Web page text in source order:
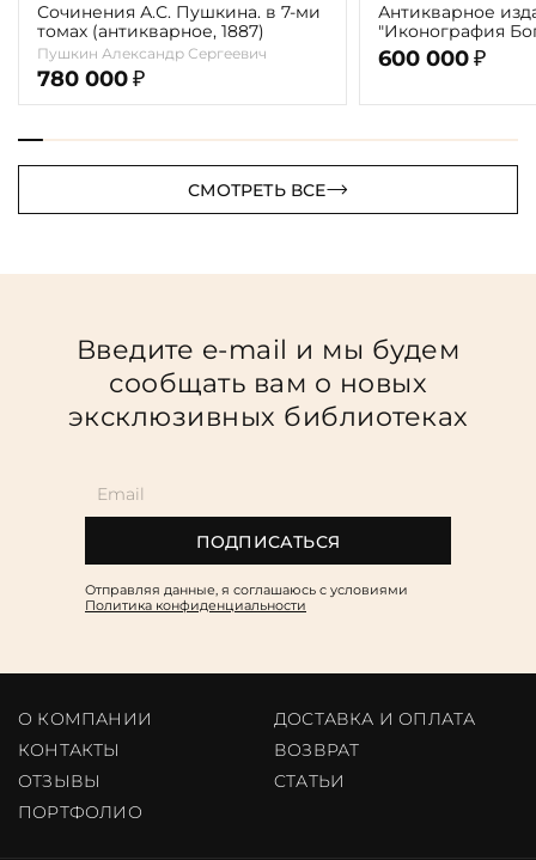
Сочинения А.С. Пушкина. в 7-ми
томах (антикварное, 1887)
Пушкин Александр Сергеевич
780 000 ₽
Антикварное
"Иконография
г. (в 2-х томах с
автора)
600 000 ₽
СМОТРЕТЬ ВСЕ
Введите e-mail и мы будем
сообщать вам о новых
эксклюзивных библиотеках
ПОДПИСАТЬСЯ
Отправляя данные, я соглашаюсь c условиями
Политика конфиденциальности
О КОМПАНИИ
ДОСТАВКА И ОПЛАТА
КОНТАКТЫ
ВОЗВРАТ
ОТЗЫВЫ
CТАТЬИ
ПОРТФОЛИО